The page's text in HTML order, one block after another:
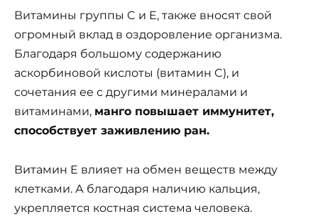
Витамины группы C и E, также вносят свой
огромный вклад в оздоровление организма.
Благодаря большому содержанию
аскорбиновой кислоты (витамин C), и
сочетания ее с другими минералами и
витаминами, манго повышает иммунитет,
способствует заживлению ран.
Витамин E влияет на обмен веществ между
клетками. А благодаря наличию кальция,
укрепляется костная система человека.